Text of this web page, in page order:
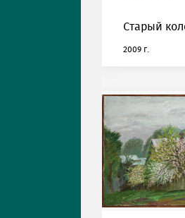
Старый
2009 г.